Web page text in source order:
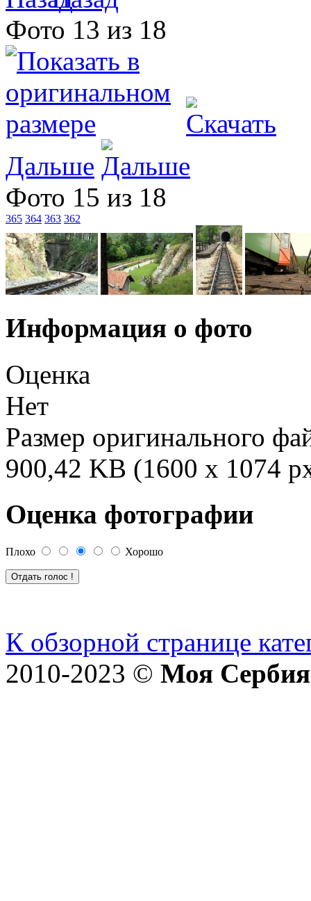
Фото 13 из 18
Дальше
Фото 15 из 18
365 364 363 362
Информация о фото
Оценка
Нет
Размер оригинального
900,42 KB (1600 x 1074
Оценка фотографии
Плохо Хорошо
К обзорной странице
2010-2023 © Моя Сербия